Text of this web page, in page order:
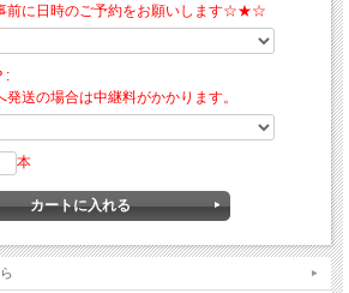
に日時のご予約をお願いします☆★☆
:
送の場合は中継料がかかります。
本